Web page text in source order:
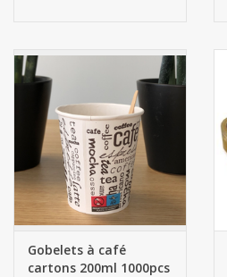
Gobelets à café
cartons 200ml 1000pcs